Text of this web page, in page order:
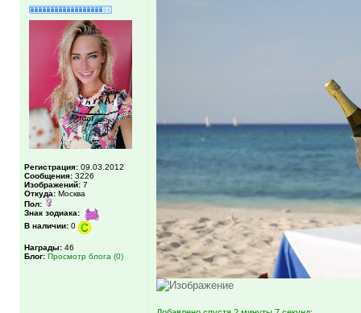
Регистрация: 09.03.2012
Сообщения: 3226
Изображений: 7
Откуда: Москва
Пол:
Знак зодиака:
В наличии: 0
Награды: 46
Блог: Просмотр блога (0)